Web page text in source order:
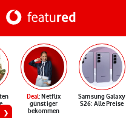
Deal: Netflix
günstiger
bekommen
Samsung Galaxy
S26: Alle Preise